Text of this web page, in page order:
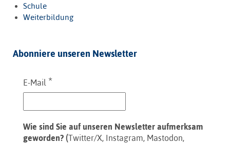
Schule
Weiterbildung
Abonniere unseren Newsletter
E-Mail *
Wie sind Sie auf unseren Newsletter aufmerksam
geworden? (Twitter/X, Instagram, Mastodon,